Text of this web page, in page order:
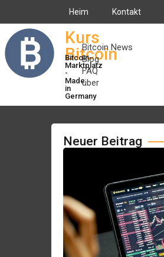
Heim Kontakt
Kurs
Bitcoin
Bitcoin-
Marktplatz
-
Made
in
Germany
Bitcoin News
Blog
FAQ
über
Neuer Beitrag